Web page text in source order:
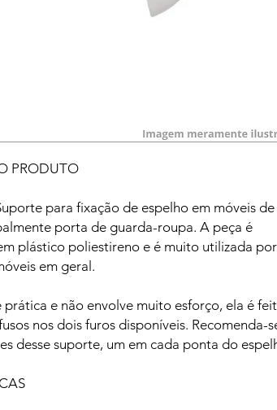
PRODUTO
para fixação de espelho em móveis de
porta de guarda-roupa. A peça é
plástico poliestireno e é muito utilizada por
em geral.
prática e não envolve muito esforço, ela é
nos dois furos disponíveis. Recomenda-
desse suporte, um em cada ponta do